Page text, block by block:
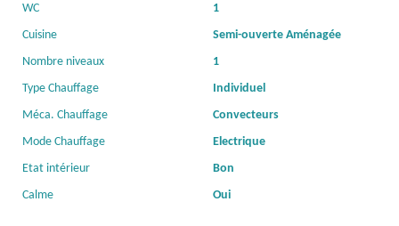
WC
1
Cuisine
Semi-ouverte Aménagée
Nombre niveaux
1
Type Chauffage
Individuel
Méca. Chauffage
Convecteurs
Mode Chauffage
Electrique
Etat intérieur
Bon
Calme
Oui